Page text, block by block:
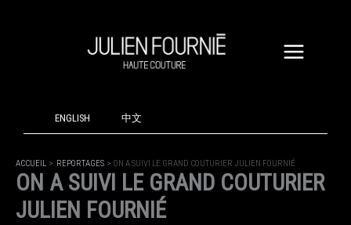
ENGLISH 中文
ACCUEIL REPORTAGES ON A SUIVI LE GRAND COUTURIER JULIEN FOURNIÉ
ON A SUIVI LE GRAND COUTURIER
JULIEN FOURNIÉ